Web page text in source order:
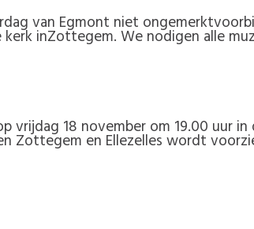
van Egmont niet
inZottegem. We nodigen alle
vrijdag 18 november om 19.00 uur
Zottegem en Ellezelles wordt